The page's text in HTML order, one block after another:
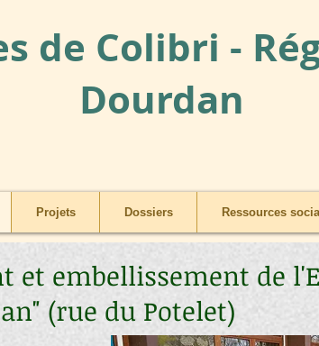
de Colibri -
Dourdan
Projets Dossiers Ressources
et embellissement de
(rue du Potelet)